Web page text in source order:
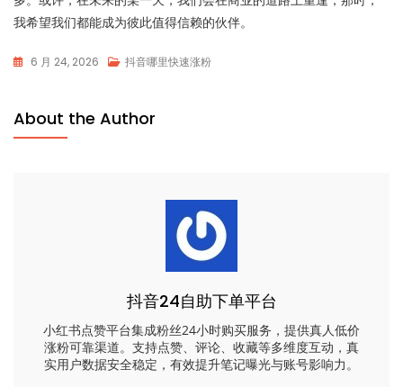
我希望我们都能成为彼此值得信赖的伙伴。
6 月 24, 2026 抖音哪里快速涨粉
About the Author
抖音24自助下单平台
小红书点赞平台集成粉丝24小时购买服务，提供真人低价
涨粉可靠渠道。支持点赞、评论、收藏等多维度互动，真
实用户数据安全稳定，有效提升笔记曝光与账号影响力。